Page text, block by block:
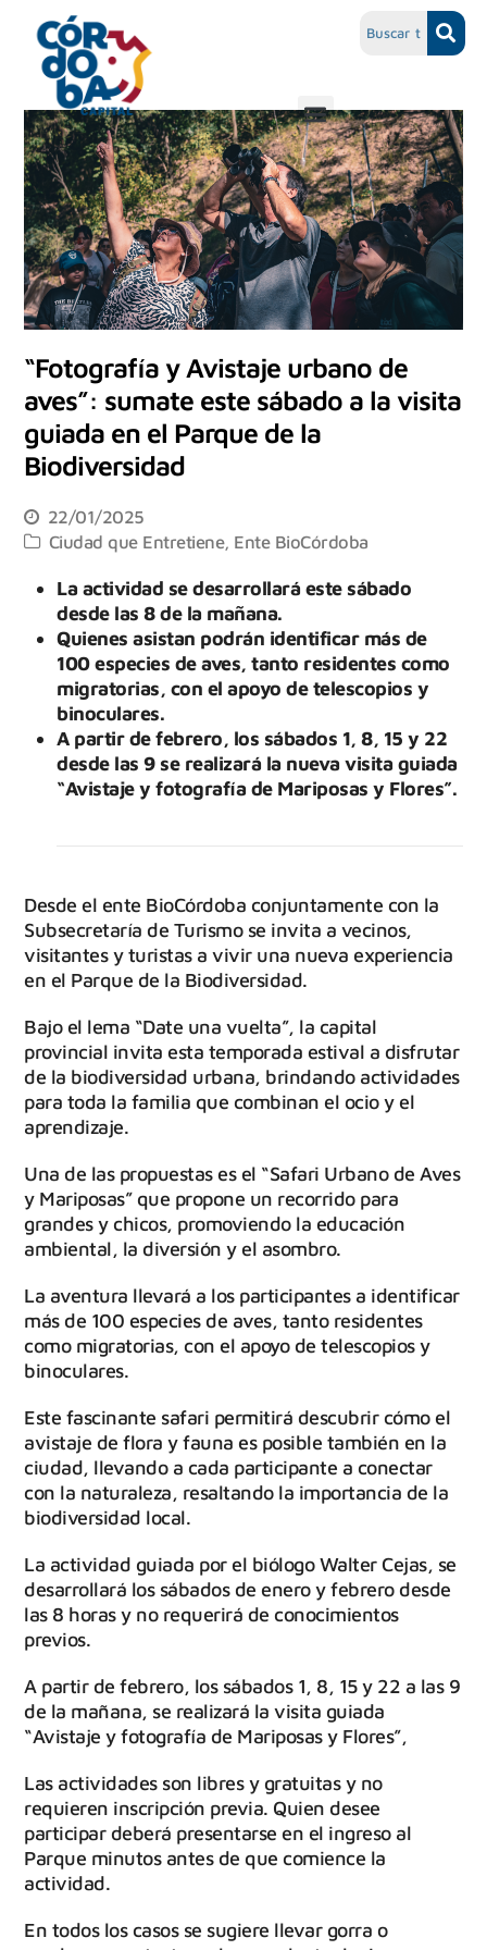
“Fotografía y Avistaje urbano de
aves”: sumate este sábado a la visita
guiada en el Parque de la
Biodiversidad
22/01/2025
Ciudad que Entretiene, Ente BioCórdoba
La actividad se desarrollará este sábado
desde las 8 de la mañana.
Quienes asistan podrán identificar más de
100 especies de aves, tanto residentes como
migratorias, con el apoyo de telescopios y
binoculares.
A partir de febrero, los sábados 1, 8, 15 y 22
desde las 9 se realizará la nueva visita guiada
“Avistaje y fotografía de Mariposas y Flores”.
Desde el ente BioCórdoba conjuntamente con la
Subsecretaría de Turismo se invita a vecinos,
visitantes y turistas a vivir una nueva experiencia
en el Parque de la Biodiversidad.
Bajo el lema “Date una vuelta”, la capital
provincial invita esta temporada estival a disfrutar
de la biodiversidad urbana, brindando actividades
para toda la familia que combinan el ocio y el
aprendizaje.
Una de las propuestas es el “Safari Urbano de Aves
y Mariposas” que propone un recorrido para
grandes y chicos, promoviendo la educación
ambiental, la diversión y el asombro.
La aventura llevará a los participantes a identificar
más de 100 especies de aves, tanto residentes
como migratorias, con el apoyo de telescopios y
binoculares.
Este fascinante safari permitirá descubrir cómo el
avistaje de flora y fauna es posible también en la
ciudad, llevando a cada participante a conectar
con la naturaleza, resaltando la importancia de la
biodiversidad local.
La actividad guiada por el biólogo Walter Cejas, se
desarrollará los sábados de enero y febrero desde
las 8 horas y no requerirá de conocimientos
previos.
A partir de febrero, los sábados 1, 8, 15 y 22 a las 9
de la mañana, se realizará la visita guiada
“Avistaje y fotografía de Mariposas y Flores”,
Las actividades son libres y gratuitas y no
requieren inscripción previa. Quien desee
participar deberá presentarse en el ingreso al
Parque minutos antes de que comience la
actividad.
En todos los casos se sugiere llevar gorra o